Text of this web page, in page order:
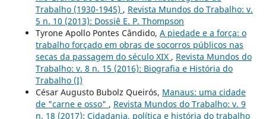
Trabalho (1930-1945) , Revista Mundos do Trabalho: v.
5 n. 10 (2013): Dossiê E. P. Thompson
Tyrone Apollo Pontes Cândido, A piedade e a força: o
trabalho forçado em obras de socorros públicos nas
secas da passagem do século XIX , Revista Mundos do
Trabalho: v. 8 n. 15 (2016): Biografia e História do
Trabalho (I)
César Augusto Bubolz Queirós, Manaus: uma cidade
de "carne e osso" , Revista Mundos do Trabalho: v. 9
n. 18 (2017): Cidadania, política e história do trabalho